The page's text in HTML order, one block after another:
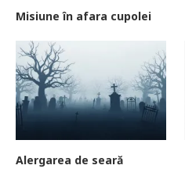
Misiune în afara cupolei
Alergarea de seară